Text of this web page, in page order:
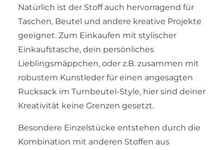
Natürlich ist der Stoff auch hervorragend für
Taschen, Beutel und andere kreative Projekte
geeignet. Zum Einkaufen mit stylischer
Einkaufstasche, dein persönliches
Lieblingsmäppchen, oder z.B. zusammen mit
robustem Kunstleder für einen angesagten
Rucksack im Turnbeutel-Style, hier sind deiner
Kreativität keine Grenzen gesetzt.
Besondere Einzelstücke entstehen durch die
Kombination mit anderen Stoffen aus